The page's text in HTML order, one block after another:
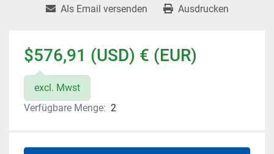
Als Email versenden Ausdrucken
$576,91 (USD) € (EUR)
excl. Mwst
Verfügbare Menge: 2